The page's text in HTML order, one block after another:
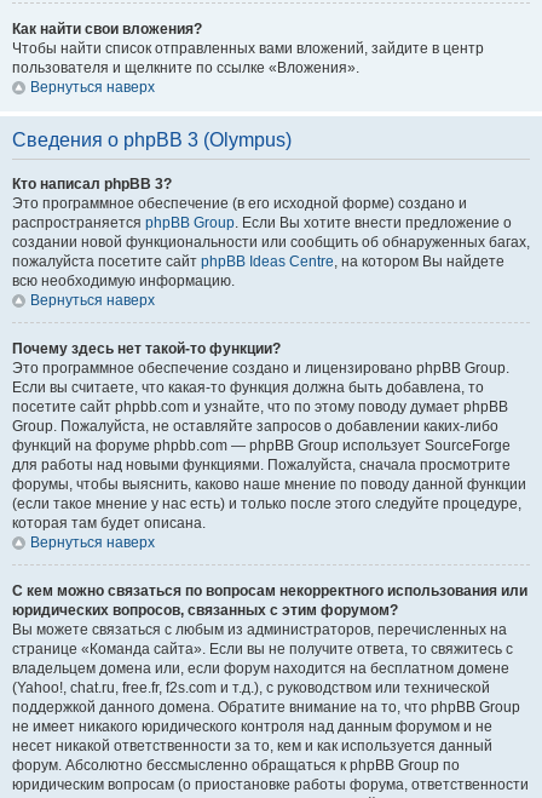
Как найти свои вложения?
Чтобы найти список отправленных вами вложений, зайдите в центр
пользователя и щелкните по ссылке «Вложения».
Вернуться наверх
Сведения о phpBB 3 (Olympus)
Кто написал phpBB 3?
Это программное обеспечение (в его исходной форме) создано и
распространяется phpBB Group. Если Вы хотите внести предложение о
создании новой функциональности или сообщить об обнаруженных багах,
пожалуйста посетите сайт phpBB Ideas Centre, на котором Вы найдете
всю необходимую информацию.
Вернуться наверх
Почему здесь нет такой-то функции?
Это программное обеспечение создано и лицензировано phpBB Group.
Если вы считаете, что какая-то функция должна быть добавлена, то
посетите сайт phpbb.com и узнайте, что по этому поводу думает phpBB
Group. Пожалуйста, не оставляйте запросов о добавлении каких-либо
функций на форуме phpbb.com — phpBB Group использует SourceForge
для работы над новыми функциями. Пожалуйста, сначала просмотрите
форумы, чтобы выяснить, каково наше мнение по поводу данной функции
(если такое мнение у нас есть) и только после этого следуйте процедуре,
которая там будет описана.
Вернуться наверх
С кем можно связаться по вопросам некорректного использования или
юридических вопросов, связанных с этим форумом?
Вы можете связаться с любым из администраторов, перечисленных на
странице «Команда сайта». Если вы не получите ответа, то свяжитесь с
владельцем домена или, если форум находится на бесплатном домене
(Yahoo!, chat.ru, free.fr, f2s.com и т.д.), с руководством или технической
поддержкой данного домена. Обратите внимание на то, что phpBB Group
не имеет никакого юридического контроля над данным форумом и не
несет никакой ответственности за то, кем и как используется данный
форум. Абсолютно бессмысленно обращаться к phpBB Group по
юридическим вопросам (о приостановке работы форума, ответственности